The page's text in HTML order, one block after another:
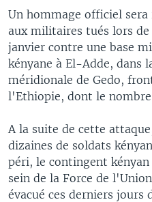
Un hommage officiel sera
aux militaires tués lors
janvier contre une base
kényane à El-Adde, dans
méridionale de Gedo,
l'Ethiopie, dont le
A la suite de cette
dizaines de soldats
péri, le contingent kényan
sein de la Force de
évacué ces derniers jours